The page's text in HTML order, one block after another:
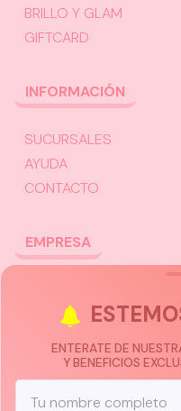
ENTERATE DE
Y BENEFICIOS
BRILLO Y GLAM
GIFTCARD
INFORMACIÓN
SUCURSALES
AYUDA
CONTACTO
EMPRESA
CHATEÁ CON UN